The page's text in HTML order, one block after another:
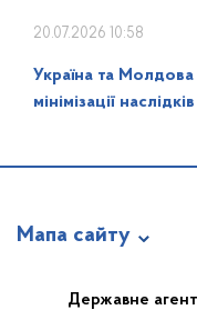
20.07.2026 10:58
Україна та Молдова
мінімізації
Мапа сайту
Про відомство
Державне